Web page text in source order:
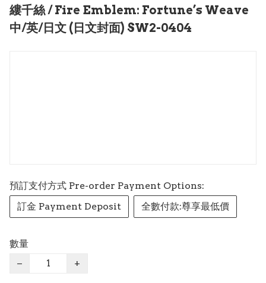
縷千絲 / Fire Emblem: Fortune’s Weave
中/英/日文 (日文封面) SW2-0404
預訂支付方式 Pre-order Payment Options:
訂金 Payment Deposit
全數付款:尊享最低價
數量
−
+